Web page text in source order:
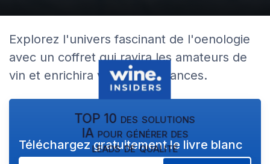
Explorez l'univers fascinant de l'oenologie
avec un coffret qui ravira les amateurs de
vin et enrichira vos connaissances.
TOP 10 des solutions
IA pour générer des
leads de qualité
Téléchargez gratuitement le livre blanc